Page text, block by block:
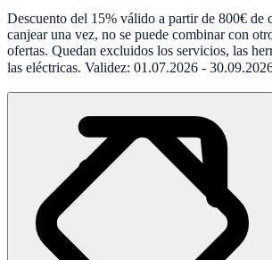
Descuento del 15% válido a partir de 800€ de
canjear una vez, no se puede combinar con
ofertas. Quedan excluidos los servicios, las
las eléctricas. Validez: 01.07.2026 -